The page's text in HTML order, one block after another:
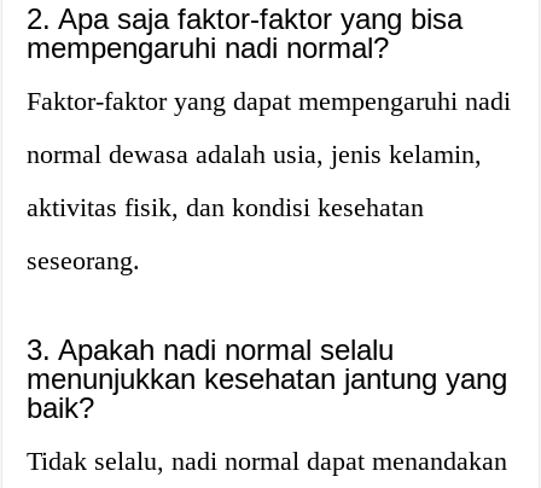
2. Apa saja faktor-faktor yang bisa
mempengaruhi nadi normal?
Faktor-faktor yang dapat mempengaruhi nadi
normal dewasa adalah usia, jenis kelamin,
aktivitas fisik, dan kondisi kesehatan
seseorang.
3. Apakah nadi normal selalu
menunjukkan kesehatan jantung yang
baik?
Tidak selalu, nadi normal dapat menandakan